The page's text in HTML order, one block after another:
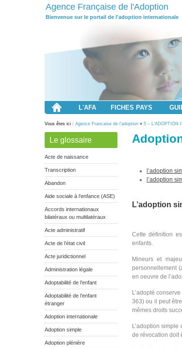
Agence Française de l'Adoption
Bienvenue sur le portail de l'adoption internationale
L'AFA FICHES PAYS
Vous êtes ici : Agence Francaise de l'adoption » 5 – L’ADOPTION
Le glossaire
Acte de naissance
Transcription
Abandon
Aide sociale à l’enfance (ASE)
Accords internationaux
bilatéraux ou multilatéraux
Acte administratif
Acte de l’état civil
Acte juridictionnel
Administration légale
Adoptabilité de l’enfant
Adoptabilité de l’enfant
étranger
Adoption internationale
Adoption simple
Adoption plénière
l’adoption
l’adoption
L’adoption
Cette définition
enfants.
Mineurs et
personnellement
en oeuvre de
L’adopté
363) ou il peut
mêmes droits
L’adoption
de révocation doit